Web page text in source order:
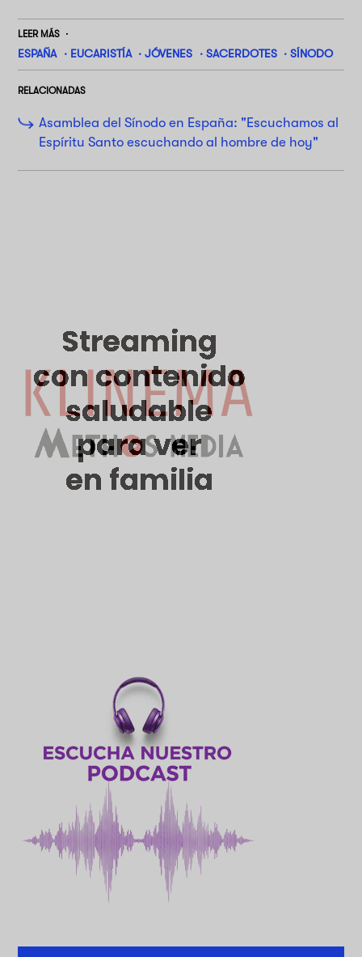
LEER MÁS
ESPAÑA EUCARISTÍA JÓVENES SACERDOTES SÍNODO
RELACIONADAS
Asamblea del Sínodo en España: "Escuchamos al
Espíritu Santo escuchando al hombre de hoy"